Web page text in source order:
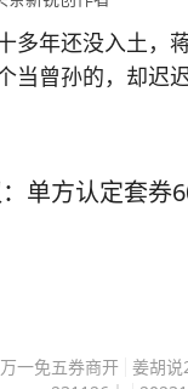
大学的保送名额
种方法，最后
花了三天的时间
康奈尔笔记法”
类法“梳理逻辑…… 李柘远
进哈佛大学深造
多年还没入土，
当曾孙的，却迟
说清。 蒋万安
之后，走的每一
两蒋，迁葬的事
历史遗产，也是
型正义纪念馆”
的坑里，平白送
单方认定套券
万一免五券商开 姜胡说